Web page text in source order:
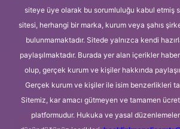
siteye üye olarak bu sorumluluğu kabul etmiş
sitesi, herhangi bir marka, kurum veya şahıs
bulunmamaktadır. Sitede yalnızca kendi
paylaşılmaktadır. Burada yer alan içerikler
olup, gerçek kurum ve kişiler hakkında
Gerçek kurum ve kişiler ile isim benzerlikleri
Sitemiz, kar amacı gütmeyen ve tamamen
platformudur. Hukuka ve yasal